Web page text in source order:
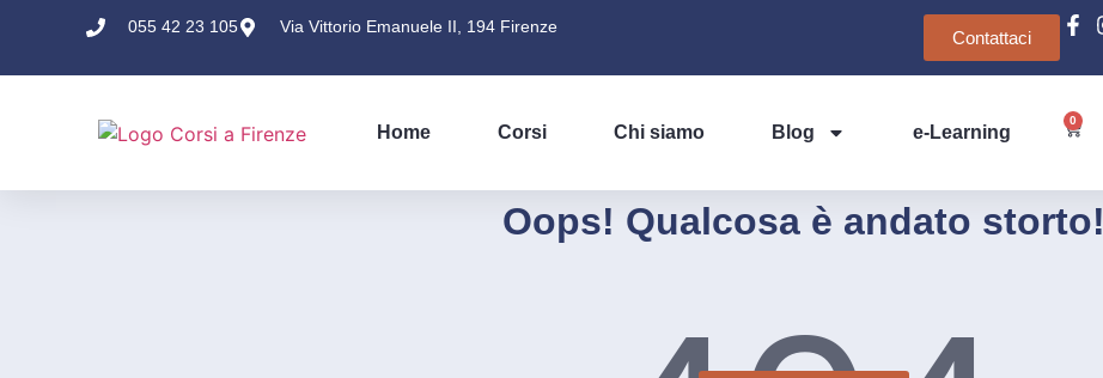
055 42 23 105 Via Vittorio Emanuele II, 194 Firenze
Contattaci
Home Corsi Chi siamo Blog e-Learning
0
Oops! Qualcosa è andato storto!